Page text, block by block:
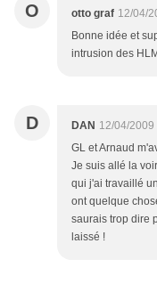
O otto graf 12/04/
Bonne idée et
intrusion des
D DAN 12/04/2009
GL et Arnaud
Je suis allé la
qui j'ai travaillé
ont quelque
saurais trop dire
laissé !